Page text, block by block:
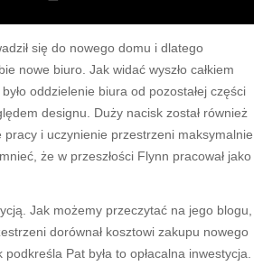
się do nowego domu i dlatego
nowe biuro. Jak widać wyszło całkiem
oddzielenie biura od pozostałej części
designu. Duży nacisk został również
pracy i uczynienie przestrzeni maksymalnie
że w przeszłości Flynn pracował jako
Jak możemy przeczytać na jego blogu,
dorównał kosztowi zakupu nowego
Pat była to opłacalna inwestycja